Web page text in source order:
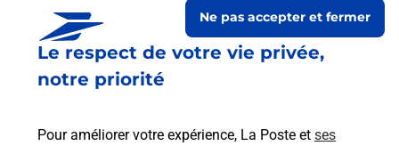
Le respect de votre vie privée,
notre priorité
Pour améliorer votre expérience, La Poste et ses
Ne pas accepter et fermer